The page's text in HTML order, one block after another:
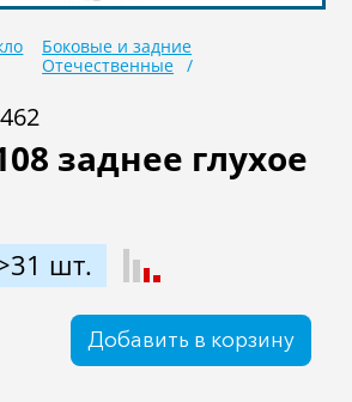
Иномарки
Активный отдых
Боковые и задние
Отечественные
заднее глухое
шт.
Добавить в корзину